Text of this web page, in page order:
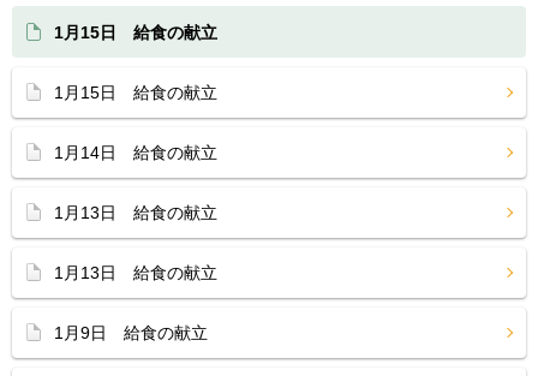
1月15日 給食の献立
1月15日 給食の献立
1月14日 給食の献立
1月13日 給食の献立
1月13日 給食の献立
1月9日 給食の献立